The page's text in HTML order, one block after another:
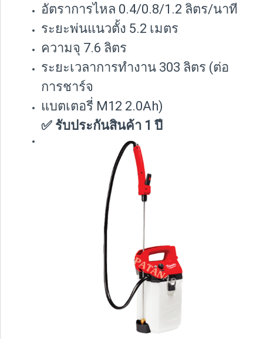
อัตราการไหล 0.4/0.8/1.2 ลิตร/นาที
ระยะพ่นแนวตั้ง 5.2 เมตร
ความจุ 7.6 ลิตร
ระยะเวลาการทำงาน 303 ลิตร (ต่อ
การชาร์จ
แบตเตอรี่ M12 2.0Ah)
✅ รับประกันสินค้า 1 ปี